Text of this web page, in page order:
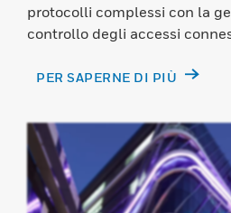
protocolli complessi con la
controllo degli accessi
PER SAPERNE DI PIÙ